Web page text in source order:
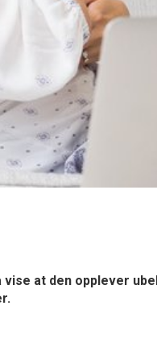
at den opplever